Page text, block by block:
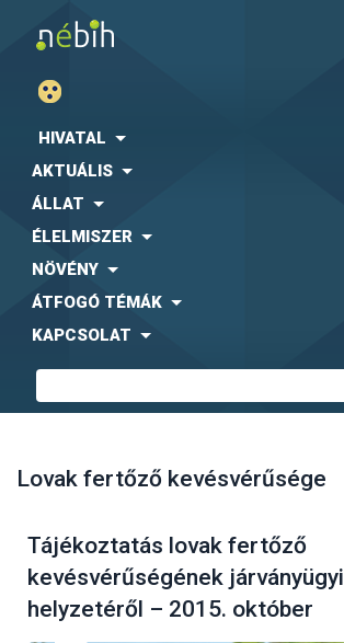
HIVATAL
AKTUÁLIS
ÁLLAT
ÉLELMISZER
NÖVÉNY
ÁTFOGÓ TÉMÁK
KAPCSOLAT
Lovak fertőző kevésvérűsége
Tájékoztatás lovak fertőző
kevésvérűségének járványügyi
helyzetéről – 2015. október